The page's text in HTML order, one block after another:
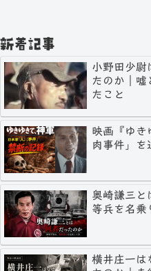
新着記事
小野田少尉
たのか｜嘘
たこと
映画『ゆき
肉事件」を
奥崎謙三と
等兵を名乗
横井庄一は